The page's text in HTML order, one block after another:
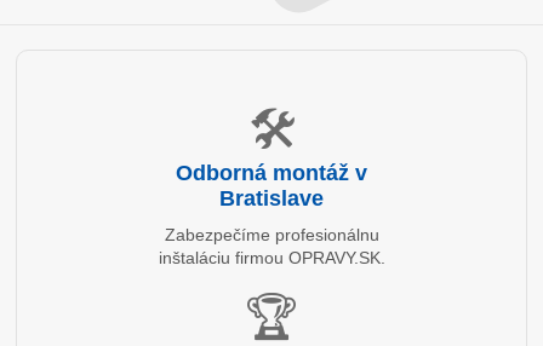
🛠️
Odborná montáž v
Bratislave
Zabezpečíme profesionálnu
inštaláciu firmou OPRAVY.SK.
🏆